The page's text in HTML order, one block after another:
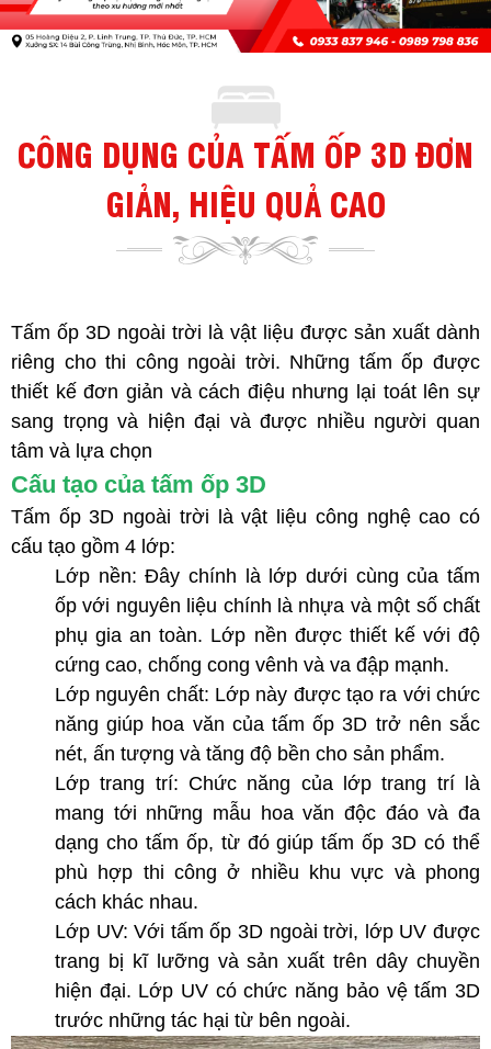
CÔNG DỤNG CỦA TẤM ỐP 3D ĐƠN
GIẢN, HIỆU QUẢ CAO
Tấm ốp 3D ngoài trời là vật liệu được sản xuất dành
riêng cho thi công ngoài trời. Những tấm ốp được
thiết kế đơn giản và cách điệu nhưng lại toát lên sự
sang trọng và hiện đại và được nhiều người quan
tâm và lựa chọn
Cấu tạo của tấm ốp 3D
Tấm ốp 3D ngoài trời là vật liệu công nghệ cao có
cấu tạo gồm 4 lớp:
Lớp nền: Đây chính là lớp dưới cùng của tấm
ốp với nguyên liệu chính là nhựa và một số chất
phụ gia an toàn. Lớp nền được thiết kế với độ
cứng cao, chống cong vênh và va đập mạnh.
Lớp nguyên chất: Lớp này được tạo ra với chức
năng giúp hoa văn của tấm ốp 3D trở nên sắc
nét, ấn tượng và tăng độ bền cho sản phẩm.
Lớp trang trí: Chức năng của lớp trang trí là
mang tới những mẫu hoa văn độc đáo và đa
dạng cho tấm ốp, từ đó giúp tấm ốp 3D có thể
phù hợp thi công ở nhiều khu vực và phong
cách khác nhau.
Lớp UV: Với tấm ốp 3D ngoài trời, lớp UV được
trang bị kĩ lưỡng và sản xuất trên dây chuyền
hiện đại. Lớp UV có chức năng bảo vệ tấm 3D
trước những tác hại từ bên ngoài.